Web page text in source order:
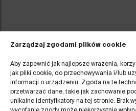
Zarządzaj zgodami plików cookie
Aby zapewnić jak najlepsze wrażenia,
jak pliki cookie, do przechowywania i/lub
informacji o urządzeniu. Zgoda na te
przetwarzać dane, takie jak zachowanie
unikalne identyfikatory na tej stronie. Brak
Pokaż statystyki